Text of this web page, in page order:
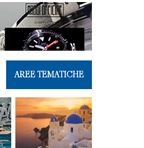
AREE TEMATICHE